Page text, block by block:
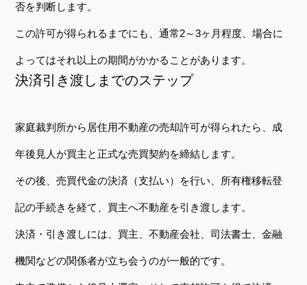
否を判断します。
この許可が得られるまでにも、通常2～3ヶ月程度、場合に
よってはそれ以上の期間がかかることがあります。
決済引き渡しまでのステップ
家庭裁判所から居住用不動産の売却許可が得られたら、成
年後見人が買主と正式な売買契約を締結します。
その後、売買代金の決済（支払い）を行い、所有権移転登
記の手続きを経て、買主へ不動産を引き渡します。
決済・引き渡しには、買主、不動産会社、司法書士、金融
機関などの関係者が立ち会うのが一般的です。